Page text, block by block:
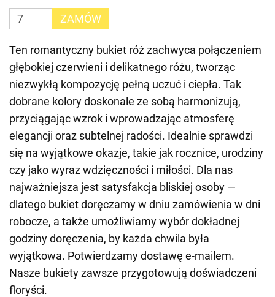
ZAMÓW
Ten romantyczny bukiet róż zachwyca połączeniem
głębokiej czerwieni i delikatnego różu, tworząc
niezwykłą kompozycję pełną uczuć i ciepła. Tak
dobrane kolory doskonale ze sobą harmonizują,
przyciągając wzrok i wprowadzając atmosferę
elegancji oraz subtelnej radości. Idealnie sprawdzi
się na wyjątkowe okazje, takie jak rocznice, urodziny
czy jako wyraz wdzięczności i miłości. Dla nas
najważniejsza jest satysfakcja bliskiej osoby —
dlatego bukiet doręczamy w dniu zamówienia w dni
robocze, a także umożliwiamy wybór dokładnej
godziny doręczenia, by każda chwila była
wyjątkowa. Potwierdzamy dostawę e-mailem.
Nasze bukiety zawsze przygotowują doświadczeni
floryści.